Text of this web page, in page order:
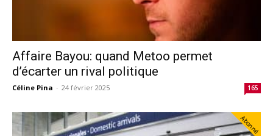
Affaire Bayou: quand Metoo permet
d’écarter un rival politique
Céline Pina - 24 février 2025 165
Abonné